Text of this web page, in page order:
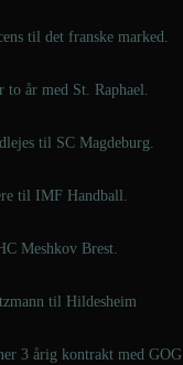
til det franske marked.
to år med St. Raphael.
til SC Magdeburg.
til IMF Handball.
Meshkov Brest.
til Hildesheim
3 årig kontrakt med GOG